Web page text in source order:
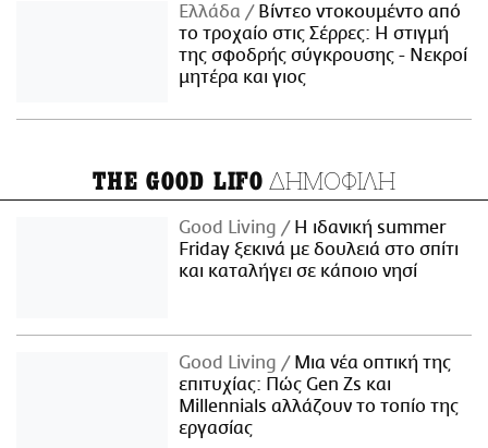
Ελλάδα
Βίντεο ντοκουμέντο από
το τροχαίο στις Σέρρες: Η στιγμή
της σφοδρής σύγκρουσης - Νεκροί
μητέρα και γιος
THE GOOD LIFO ΔΗΜΟΦΙΛΗ
Good Living
Η ιδανική summer
Friday ξεκινά με δουλειά στο σπίτι
και καταλήγει σε κάποιο νησί
Good Living
Μια νέα οπτική της
επιτυχίας: Πώς Gen Zs και
Millennials αλλάζουν το τοπίο της
εργασίας